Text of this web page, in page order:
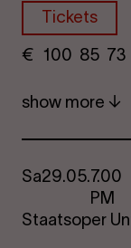
Tickets
€
100 85
show more
Sa29.05.7.00
PM
Staatsoper